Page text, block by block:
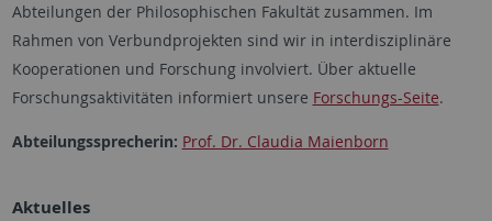
Abteilungen der Philosophischen Fakultät zusammen. Im
Rahmen von Verbundprojekten sind wir in interdisziplinäre
Kooperationen und Forschung involviert. Über aktuelle
Forschungsaktivitäten informiert unsere Forschungs-Seite.
Abteilungssprecherin: Prof. Dr. Claudia Maienborn
Aktuelles